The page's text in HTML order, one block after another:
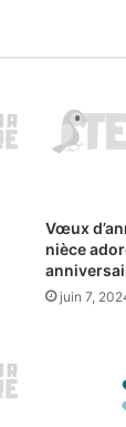
Vœux
nièce
juin 7,